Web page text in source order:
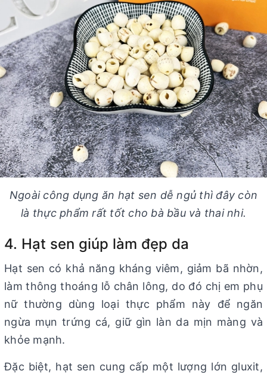
Ngoài công dụng ăn hạt sen dễ ngủ thì đây còn
là thực phẩm rất tốt cho bà bầu và thai nhi.
4. Hạt sen giúp làm đẹp da
Hạt sen có khả năng kháng viêm, giảm bã nhờn,
làm thông thoáng lỗ chân lông, do đó chị em phụ
nữ thường dùng loại thực phẩm này để ngăn
ngừa mụn trứng cá, giữ gìn làn da mịn màng và
khỏe mạnh.
Đặc biệt, hạt sen cung cấp một lượng lớn gluxit,